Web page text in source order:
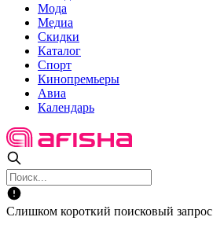
Мода
Медиа
Скидки
Каталог
Спорт
Кинопремьеры
Авиа
Календарь
Слишком короткий поисковый запрос